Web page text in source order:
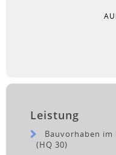
Leistung
Bauvorhaben im
(HQ 30)